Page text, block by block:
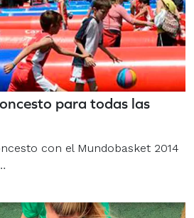
para todas las
con el Mundobasket 2014